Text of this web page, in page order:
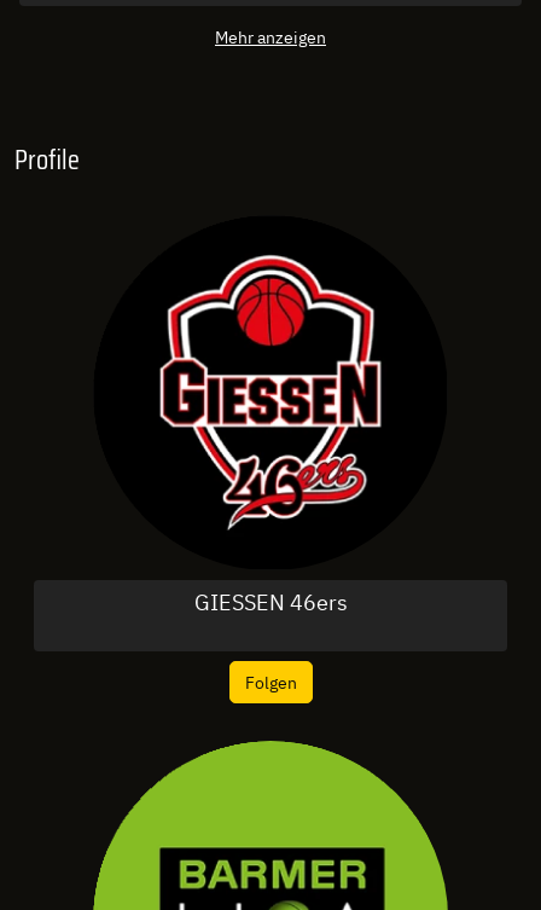
Mehr anzeigen
Profile
GIESSEN 46ers
Folgen